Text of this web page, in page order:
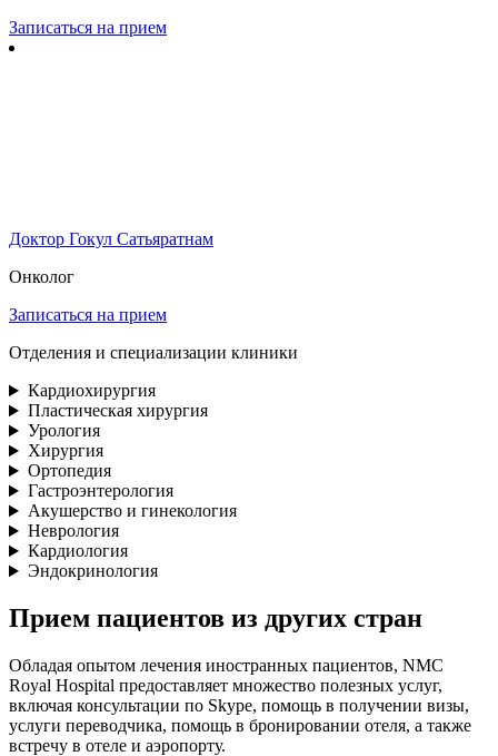
Записаться на прием
Доктор Гокул Сатьяратнам
Онколог
Записаться на прием
Отделения и специализации клиники
Кардиохирургия
Пластическая хирургия
Урология
Хирургия
Ортопедия
Гастроэнтерология
Акушерство и гинекология
Неврология
Кардиология
Эндокринология
Прием пациентов из других стран
Обладая опытом лечения иностранных пациентов, NMC
Royal Hospital предоставляет множество полезных услуг,
включая консультации по Skype, помощь в получении визы,
услуги переводчика, помощь в бронировании отеля, а также
встречу в отеле и аэропорту.